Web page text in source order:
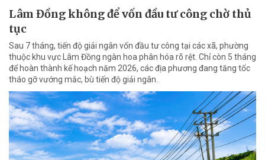
Lâm Đồng không để vốn đầu tư công chờ thủ
tục
Sau 7 tháng, tiến độ giải ngân vốn đầu tư công tại các xã, phường
thuộc khu vực Lâm Đồng ngàn hoa phân hóa rõ rệt. Chỉ còn 5 tháng
để hoàn thành kế hoạch năm 2026, các địa phương đang tăng tốc
tháo gỡ vướng mắc, bù tiến độ giải ngân.